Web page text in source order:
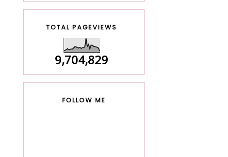
TOTAL PAGEVIEWS
9,704,829
FOLLOW ME